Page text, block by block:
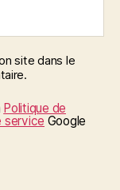
site dans le
Politique de
service Google